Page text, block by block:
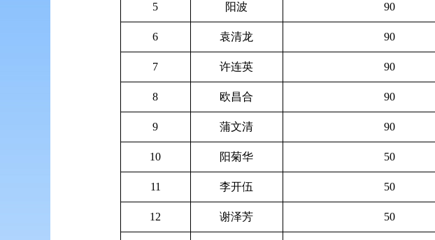
5 阳波 90
6 袁清龙 90
7 许连英 90
8 欧昌合 90
9 蒲文清 90
10 阳菊华 50
11 李开伍 50
12 谢泽芳 50